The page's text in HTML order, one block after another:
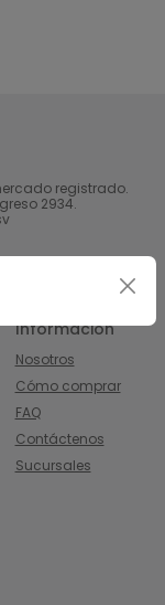
registrado.
2934.
Información
Nosotros
Cómo comprar
FAQ
Contáctenos
Sucursales